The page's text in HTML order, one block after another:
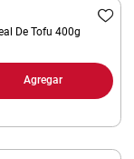
De Tofu 400g
Agregar